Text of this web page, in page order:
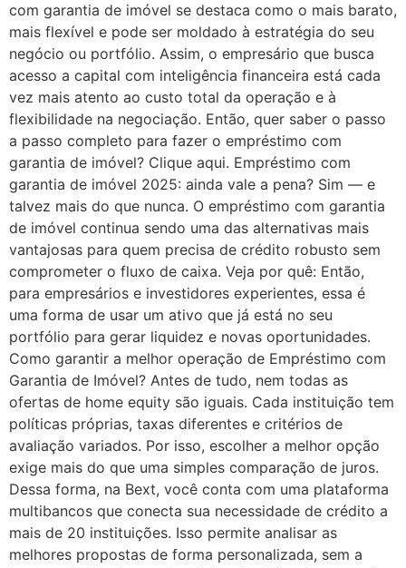
com garantia de imóvel se destaca como o mais barato,
mais flexível e pode ser moldado à estratégia do seu
negócio ou portfólio. Assim, o empresário que busca
acesso a capital com inteligência financeira está cada
vez mais atento ao custo total da operação e à
flexibilidade na negociação. Então, quer saber o passo
a passo completo para fazer o empréstimo com
garantia de imóvel? Clique aqui. Empréstimo com
garantia de imóvel 2025: ainda vale a pena? Sim — e
talvez mais do que nunca. O empréstimo com garantia
de imóvel continua sendo uma das alternativas mais
vantajosas para quem precisa de crédito robusto sem
comprometer o fluxo de caixa. Veja por quê: Então,
para empresários e investidores experientes, essa é
uma forma de usar um ativo que já está no seu
portfólio para gerar liquidez e novas oportunidades.
Como garantir a melhor operação de Empréstimo com
Garantia de Imóvel? Antes de tudo, nem todas as
ofertas de home equity são iguais. Cada instituição tem
políticas próprias, taxas diferentes e critérios de
avaliação variados. Por isso, escolher a melhor opção
exige mais do que uma simples comparação de juros.
Dessa forma, na Bext, você conta com uma plataforma
multibancos que conecta sua necessidade de crédito a
mais de 20 instituições. Isso permite analisar as
melhores propostas de forma personalizada, sem a